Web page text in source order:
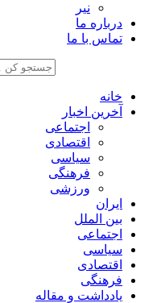
نیر
درباره ما
تماس با ما
خانه
آخرین اخبار
اجتماعی
اقتصادی
سیاسی
فرهنگی
ورزشی
ایران
بین الملل
اجتماعی
سیاسی
اقتصادی
فرهنگی
یادداشت و مقاله